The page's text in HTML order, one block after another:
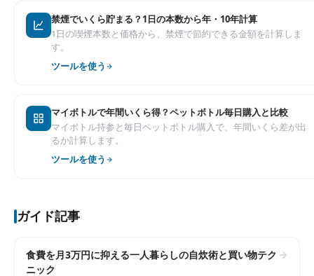
禁煙でいくら貯まる？1日の本数から年・10年計算
1日の喫煙本数と価格から、禁煙で節約できる金額を計算しま
す。
ツールを使う
マイボトルで年間いくら得？ペットボトル毎日購入と比較
マイボトル持参と毎日ペットボトル購入で、年間いくら差が出
るか計算します。
ツールを使う
ガイド記事
食費を月3万円に抑える一人暮らしの自炊術と買い物テク
ニック